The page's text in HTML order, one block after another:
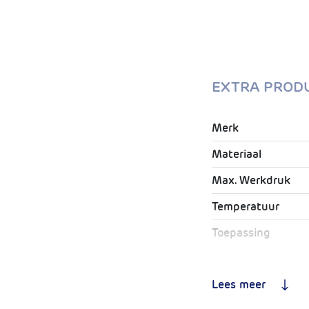
EXTRA
Merk
Materiaal
Max. Werkdruk
Temperatuur
Toepassing
Lees meer